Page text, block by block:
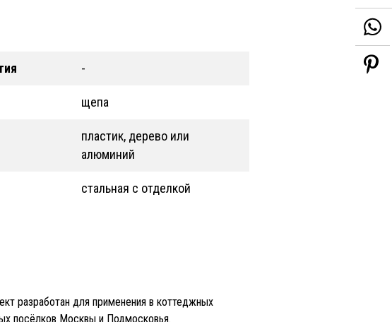
-
щепа
пластик, дерево или
алюминий
стальная с отделкой
разработан для применения в коттеджных
посёлков Москвы и Подмосковья.